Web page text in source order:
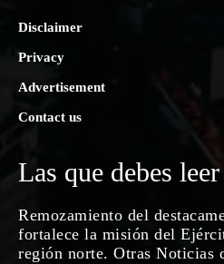
Disclaimer
Privacy
Advertisement
Contact us
Las que debes leer
Remozamiento del
fortalece la misión del
región norte. Otras Noticias